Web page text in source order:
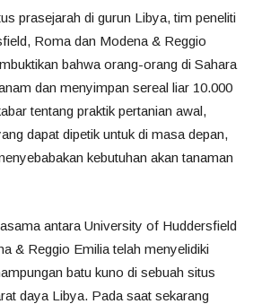
prasejarah di gurun Libya, tim peneliti
Roma dan Modena & Reggio
bahwa orang-orang di Sahara
dan menyimpan sereal liar 10.000
tentang praktik pertanian awal,
dapat dipetik untuk di masa depan,
kebutuhan akan tanaman
antara University of Huddersfield
& Reggio Emilia telah menyelidiki
batu kuno di sebuah situs
daya Libya. Pada saat sekarang